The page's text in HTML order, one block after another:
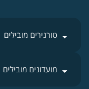
טורנירים מובילים
מועדונים מובילים